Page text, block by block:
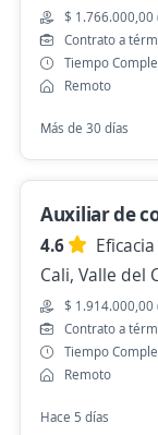
$ 1.750.905,00
Hace 12 horas
Auxiliar
Medellín,
Hace 12 horas
Se precisa
Auxiliar
cooperativa
Garantias
$ 1.766.000,00
Contrato a
Tiempo
Remoto
Más de 30 días
Auxiliar de
4.6
Eficacia
Cali, Valle del
$ 1.914.000,00
Contrato a
Tiempo
Remoto
Hace 5 días